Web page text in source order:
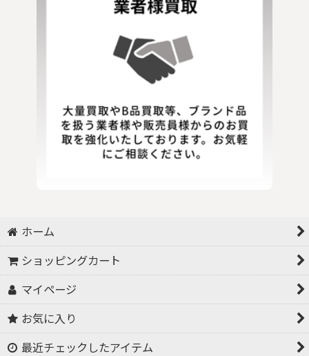
ホーム
ショッピングカート
マイページ
お気に入り
最近チェックしたアイテム